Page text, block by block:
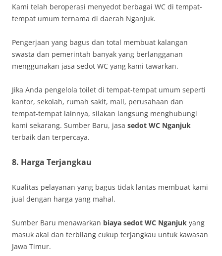
Kami telah beroperasi menyedot berbagai WC di tempat-
tempat umum ternama di daerah Nganjuk.
Pengerjaan yang bagus dan total membuat kalangan
swasta dan pemerintah banyak yang berlangganan
menggunakan jasa sedot WC yang kami tawarkan.
Jika Anda pengelola toilet di tempat-tempat umum seperti
kantor, sekolah, rumah sakit, mall, perusahaan dan
tempat-tempat lainnya, silakan langsung menghubungi
kami sekarang. Sumber Baru, jasa sedot WC Nganjuk
terbaik dan terpercaya.
8. Harga Terjangkau
Kualitas pelayanan yang bagus tidak lantas membuat kami
jual dengan harga yang mahal.
Sumber Baru menawarkan biaya sedot WC Nganjuk yang
masuk akal dan terbilang cukup terjangkau untuk kawasan
Jawa Timur.